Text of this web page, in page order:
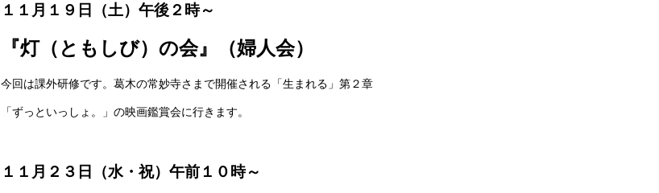
１１月１９日（土）午後２時～
『灯（ともしび）の会』（婦人会）
今回は課外研修です。葛木の常妙寺さまで開催される「生まれる」第２章
「ずっといっしょ。」の映画鑑賞会に行きます。
１１月２３日（水・祝）午前１０時～